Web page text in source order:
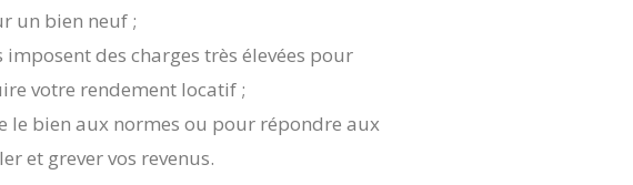
un bien neuf ;
des charges très élevées pour
votre rendement locatif ;
le bien aux normes ou pour répondre aux
et grever vos revenus.